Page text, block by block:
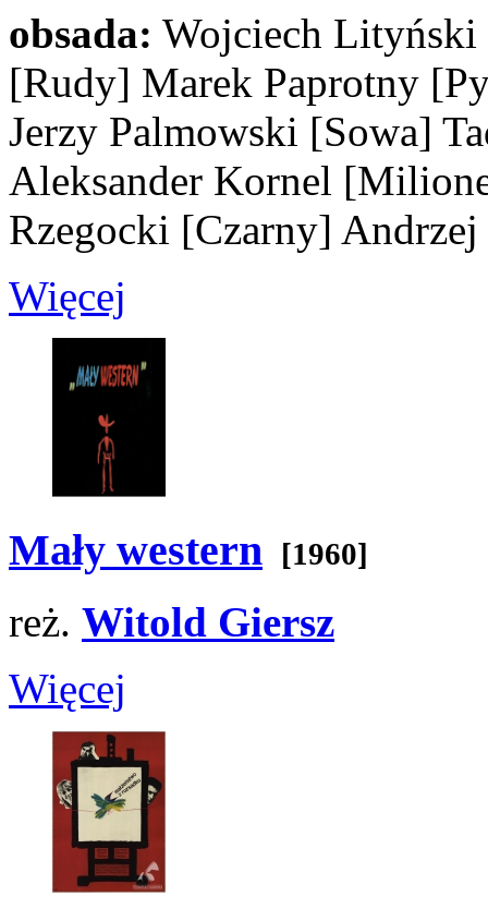
obsada: Wojciech Lityński
[Rudy] Marek Paprotny
Jerzy Palmowski [Sowa]
Aleksander Kornel
Rzegocki [Czarny]
Więcej
Mały western [1960]
reż. Witold Giersz
Więcej